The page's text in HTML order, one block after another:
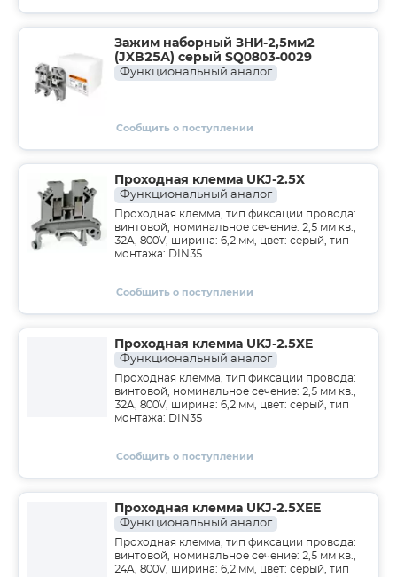
Зажим наборный ЗНИ-2,5мм2
(JXB25А) серый SQ0803-0029
Функциональный аналог
Сообщить о поступлении
Проходная клемма UKJ-2.5X
Функциональный аналог
Проходная клемма, тип фиксации провода:
винтовой, номинальное сечение: 2,5 мм кв.,
32A, 800V, ширина: 6,2 мм, цвет: серый, тип
монтажа: DIN35
Сообщить о поступлении
Проходная клемма UKJ-2.5XE
Функциональный аналог
Проходная клемма, тип фиксации провода:
винтовой, номинальное сечение: 2,5 мм кв.,
32A, 800V, ширина: 6,2 мм, цвет: серый, тип
монтажа: DIN35
Сообщить о поступлении
Проходная клемма UKJ-2.5XEE
Функциональный аналог
Проходная клемма, тип фиксации провода:
винтовой, номинальное сечение: 2,5 мм кв.,
24A, 800V, ширина: 6,2 мм, цвет: серый, тип